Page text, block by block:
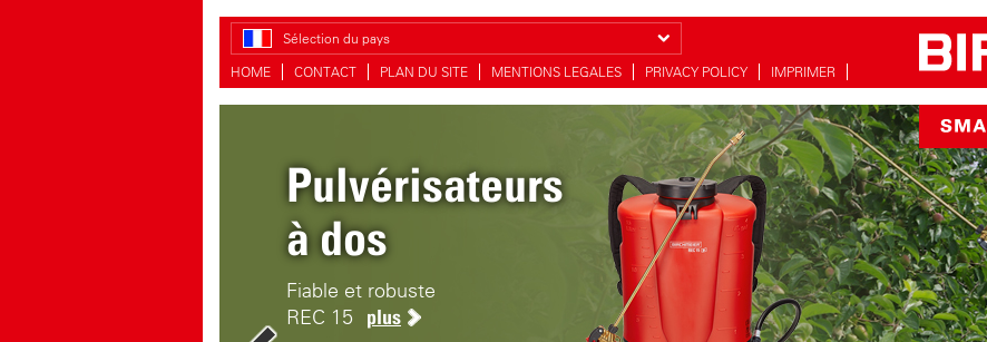
Sélection du pays
HOME
CONTACT PLAN DU SITE MENTIONS LEGALES PRIVACY POLICY IMPRIMER
Pulvérisateurs
à dos
Fiable et robuste
REC 15
plus
Clean-Matic 5
Nettoyage et désinfection